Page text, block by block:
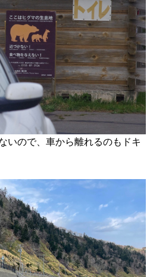
いので、車から離れるのもドキ